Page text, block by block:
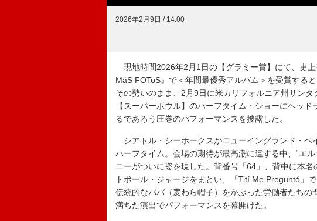
2026年2月9日 / 14:00
現地時間2026年2月1日の【グラミー賞】にて、史
MáS FOToS』で＜年間最優秀アルバム＞を受賞する
その勢いのまま、2月9日に米カリフォルニア州サン
【スーパーボウル】のハーフタイム・ショーにヘッ
るであろう圧巻のパフォーマンスを披露した。
シアトル・シーホークスがニューイングランド・ペ
ハーフタイム。会場の期待が最高潮に達する中、“エ
ニーがついに姿を現した。背番号「64」、背中に本
トボール・ジャージをまとい、「Tití Me Preguntó」
伝統的なパバ（麦わら帽子）をかぶった労働者たち
満ちた演出でパフォーマンスを幕開けた。